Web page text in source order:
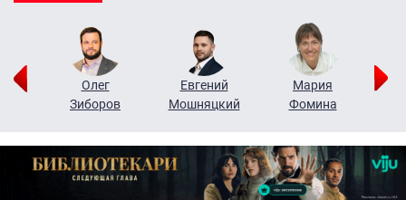
Олег
Зиборов
Евгений
Мошняцкий
Мария
Фомина